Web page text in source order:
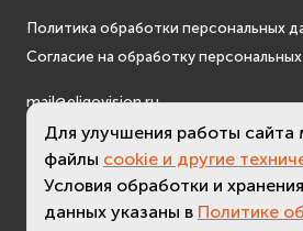
Политика обработки персональных
Согласие на обработку
mail@eligovision.ru
+7 (495) 740 08 16
© ООО "ЭлигоВижн", 2005-2026
Для улучшения работы сайта
файлы cookie и другие
Условия обработки и
данных указаны в Политике